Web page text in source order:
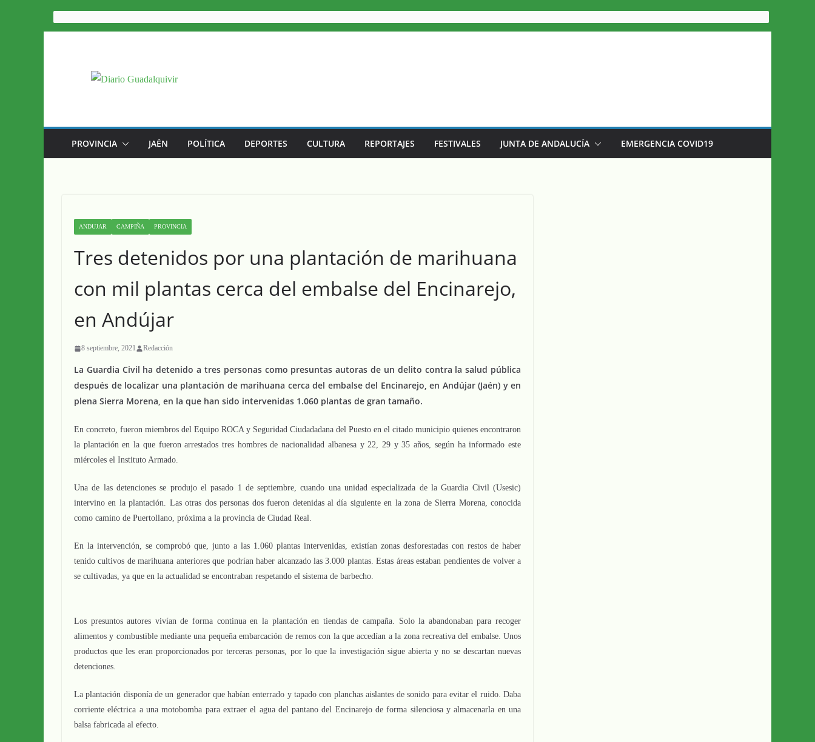
Saltar
al
PROVINCIA JAÉN POLÍTICA DEPORTES CULTURA REPORTAJES FESTIVALES JUNTA DE ANDALUCÍA EMERGENCIA COVID19
ANDUJAR CAMPIÑA PROVINCIA
Tres detenidos por una plantación de marihuana
con mil plantas cerca del embalse del Encinarejo,
en Andújar
8 septiembre, 2021 Redacción
La Guardia Civil ha detenido a tres personas como presuntas autoras de un delito contra la salud pública
después de localizar una plantación de marihuana cerca del embalse del Encinarejo, en Andújar (Jaén) y en
plena Sierra Morena, en la que han sido intervenidas 1.060 plantas de gran tamaño.
En concreto, fueron miembros del Equipo ROCA y Seguridad Ciudadadana del Puesto en el citado municipio quienes encontraron
la plantación en la que fueron arrestados tres hombres de nacionalidad albanesa y 22, 29 y 35 años, según ha informado este
miércoles el Instituto Armado.
Una de las detenciones se produjo el pasado 1 de septiembre, cuando una unidad especializada de la Guardia Civil (Usesic)
intervino en la plantación. Las otras dos personas dos fueron detenidas al día siguiente en la zona de Sierra Morena, conocida
como camino de Puertollano, próxima a la provincia de Ciudad Real.
En la intervención, se comprobó que, junto a las 1.060 plantas intervenidas, existían zonas desforestadas con restos de haber
tenido cultivos de marihuana anteriores que podrían haber alcanzado las 3.000 plantas. Estas áreas estaban pendientes de volver a
se cultivadas, ya que en la actualidad se encontraban respetando el sistema de barbecho.
Los presuntos autores vivían de forma continua en la plantación en tiendas de campaña. Solo la abandonaban para recoger
alimentos y combustible mediante una pequeña embarcación de remos con la que accedían a la zona recreativa del embalse. Unos
productos que les eran proporcionados por terceras personas, por lo que la investigación sigue abierta y no se descartan nuevas
detenciones.
La plantación disponía de un generador que habían enterrado y tapado con planchas aislantes de sonido para evitar el ruido. Daba
corriente eléctrica a una motobomba para extraer el agua del pantano del Encinarejo de forma silenciosa y almacenarla en una
balsa fabricada al efecto.